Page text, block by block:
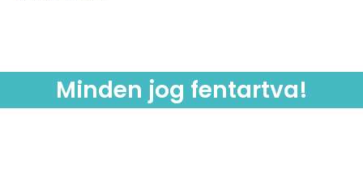
Minden jog fentartva!